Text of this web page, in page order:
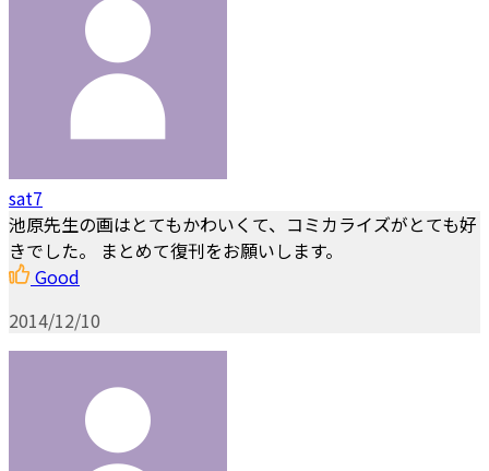
sat7
池原先生の画はとてもかわいくて、コミカライズがとても好
きでした。 まとめて復刊をお願いします。
Good
2014/12/10